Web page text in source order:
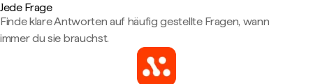
Jede Frage
Finde klare Antworten auf häufig gestellte Fragen, wann
immer du sie brauchst.